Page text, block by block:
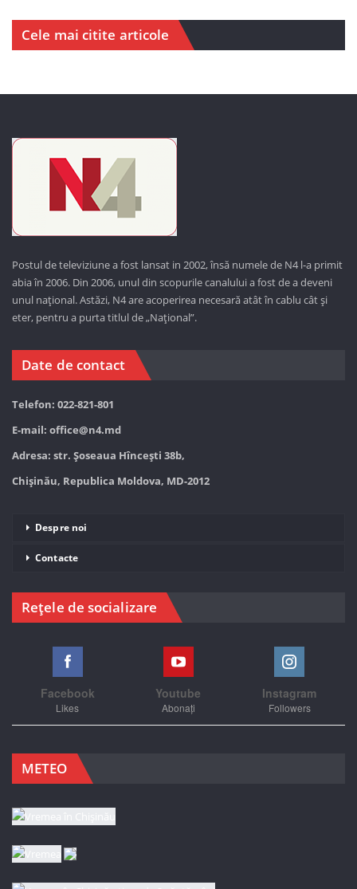
Cele mai citite articole
Postul de televiziune a fost lansat in 2002, însă numele de N4 l-a primit
abia în 2006. Din 2006, unul din scopurile canalului a fost de a deveni
unul național. Astăzi, N4 are acoperirea necesară atât în cablu cât și
eter, pentru a purta titlul de „Național”.
Date de contact
Telefon: 022-821-801
E-mail: office@n4.md
Adresa: str. Șoseaua Hînceşti 38b,
Chișinău, Republica Moldova, MD-2012
Despre noi
Contacte
Rețele de socializare
Facebook
Likes
Youtube
Abonați
Instagram
Followers
METEO